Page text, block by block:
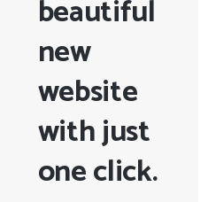
beautiful
new
website
with just
one click.